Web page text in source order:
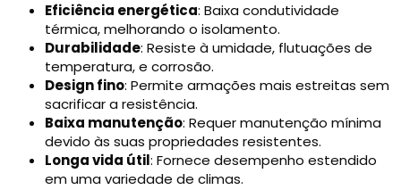
Eficiência energética: Baixa condutividade
térmica, melhorando o isolamento.
Durabilidade: Resiste à umidade, flutuações de
temperatura, e corrosão.
Design fino: Permite armações mais estreitas sem
sacrificar a resistência.
Baixa manutenção: Requer manutenção mínima
devido às suas propriedades resistentes.
Longa vida útil: Fornece desempenho estendido
em uma variedade de climas.